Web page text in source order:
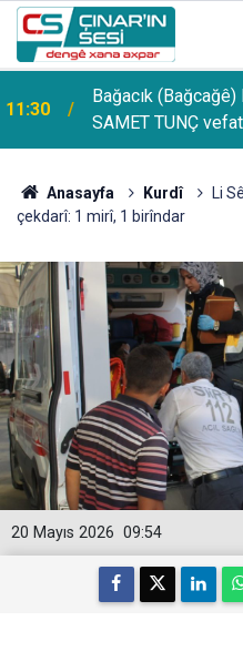
11:30
Bağacık
SAMET TUNÇ
Anasayfa Kurdî
Li
çekdarî: 1 mirî, 1 birîndar
09:54
20 Mayıs 2026